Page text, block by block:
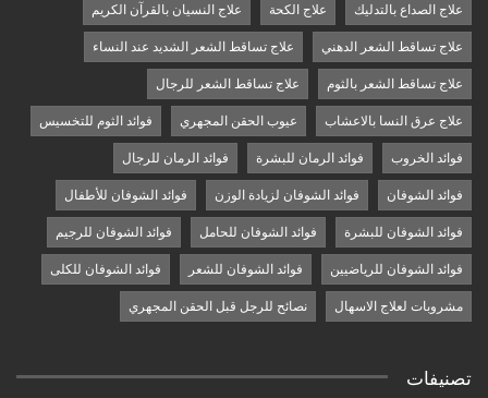
علاج الصداع بالتدليك علاج الكحة علاج النسيان بالقرآن الكريم
علاج تساقط الشعر الدهني علاج تساقط الشعر الشديد عند النساء
علاج تساقط الشعر بالثوم علاج تساقط الشعر للرجال
علاج عرق النسا بالاعشاب عيوب الحقن المجهري فوائد الثوم للتخسيس
فوائد الخروب فوائد الرمان للبشرة فوائد الرمان للرجال
فوائد الشوفان فوائد الشوفان لزيادة الوزن فوائد الشوفان للأطفال
فوائد الشوفان للبشرة فوائد الشوفان للحامل فوائد الشوفان للرجيم
فوائد الشوفان للرياضيين فوائد الشوفان للشعر فوائد الشوفان للكلى
مشروبات لعلاج الاسهال نصائح للرجل قبل الحقن المجهري
تصنيفات